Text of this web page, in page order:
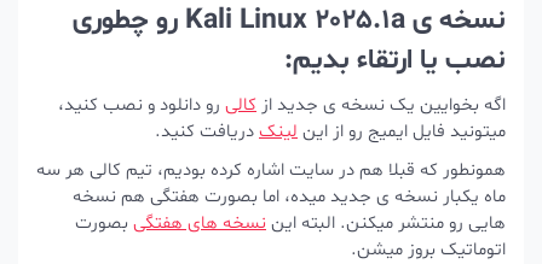
نسخه ی Kali Linux 2025.1a رو چطوری
نصب یا ارتقاء بدیم:
اگه بخوایین یک نسخه ی جدید ازکالی رو دانلود و نصب کنید،
میتونید فایل ایمیج رو از این لینکدریافت کنید.
همونطور که قبلا هم در سایت اشاره کرده بودیم، تیم کالی هر سه
ماه یکبار نسخه ی جدید میده، اما بصورت هفتگی هم نسخه
هایی رو منتشر میکنن. البته این نسخه های هفتگیبصورت
اتوماتیک بروز میشن.